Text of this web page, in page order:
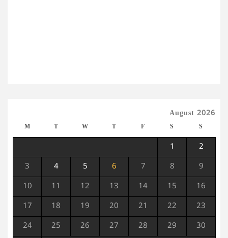
August 2026
M T W T F S S
1 2
3 4 5 6 7 8 9
10 11 12 13 14 15 16
17 18 19 20 21 22 23
24 25 26 27 28 29 30